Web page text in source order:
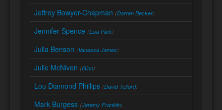
Jeffrey Bowyer-Chapman (Darren Becker)
Jennifer Spence (Lisa Park)
Julia Benson (Vanessa James)
Julie McNiven (Ginn)
Lou Diamond Phillips (David Telford)
Mark Burgess (Jeremy Franklin)